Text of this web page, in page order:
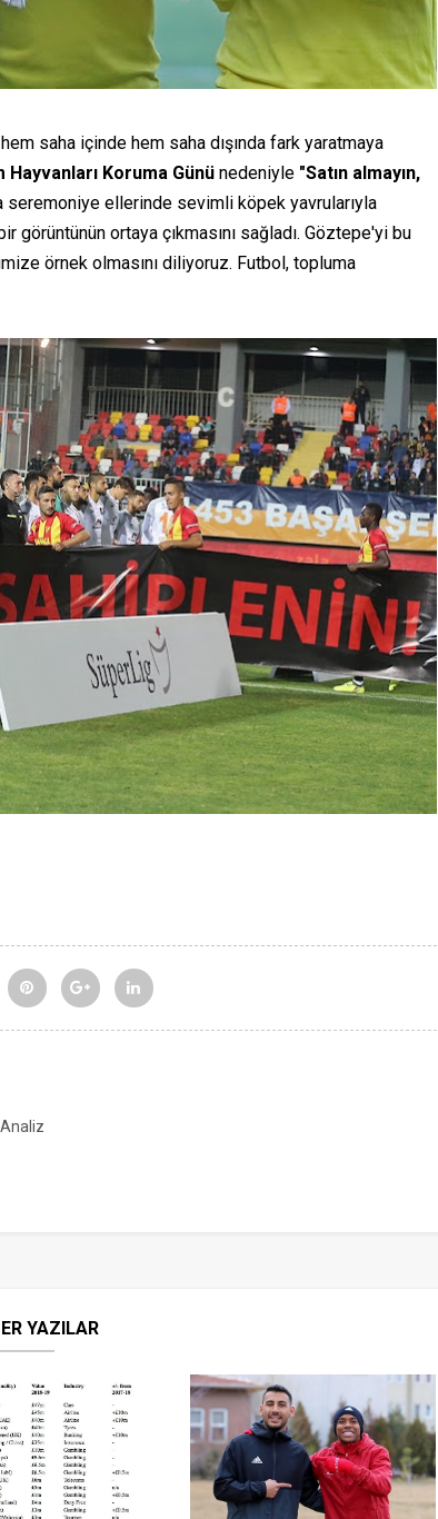
saha içinde hem saha dışında fark yaratmaya
Hayvanları Koruma Günü nedeniyle "Satın almayın,
seremoniye ellerinde sevimli köpek yavrularıyla
görüntünün ortaya çıkmasını sağladı. Göztepe'yi bu
örnek olmasını diliyoruz. Futbol, topluma
YAZILAR